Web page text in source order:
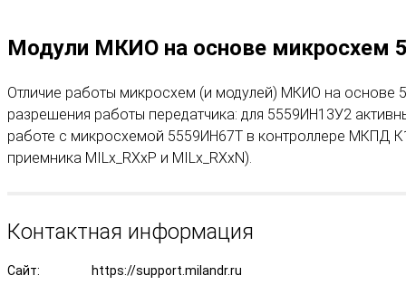
Модули МКИО на основе микросхем
Отличие работы микросхем (и модулей) МКИО на основе
разрешения работы передатчика: для 5559ИН13У2
работе с микросхемой 5559ИН67Т в контроллере МКПД
приемника MILx_RXxP и MILx_RXxN).
Контактная информация
Сайт:
https://support.milandr.ru